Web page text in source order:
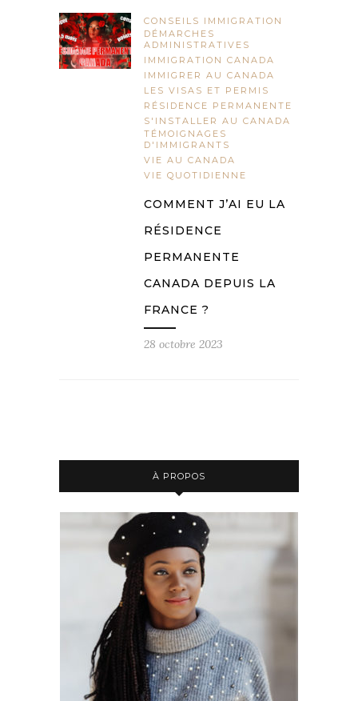
CONSEILS IMMIGRATION
DÉMARCHES
ADMINISTRATIVES
IMMIGRATION CANADA
IMMIGRER AU CANADA
LES VISAS ET PERMIS
RÉSIDENCE PERMANENTE
S'INSTALLER AU CANADA
TÉMOIGNAGES
D'IMMIGRANTS
VIE AU CANADA
VIE QUOTIDIENNE
COMMENT J’AI EU LA
RÉSIDENCE
PERMANENTE
CANADA DEPUIS LA
FRANCE ?
28 octobre 2023
À PROPOS